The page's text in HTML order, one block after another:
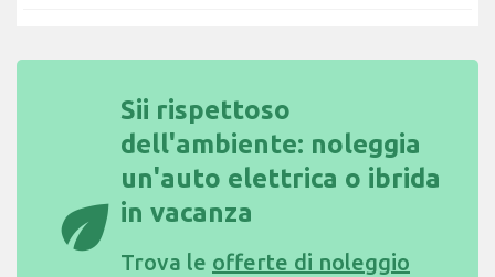
eco
Sii rispettoso
dell'ambiente: noleggia
un'auto elettrica o ibrida
in vacanza
Trova le offerte di noleggio